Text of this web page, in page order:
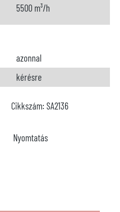
5500 m³/h
azonnal
kérésre
Cikkszám: SA2136
Nyomtatás